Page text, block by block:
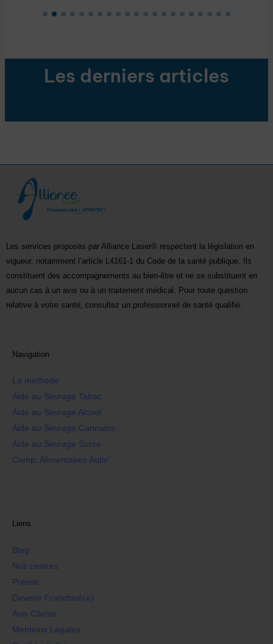
Les derniers articles
Les services proposés par Alliance Laser® respectent la législation en
vigueur, notamment l’article L4161-1 du Code de la santé publique. Ils
constituent des accompagnements au bien-être et ne se substituent en
aucun cas à un avis ou à un traitement médical. Pour toute question
relative à votre santé, consultez un professionnel de santé qualifié.
Navigation
La méthode
Aide au Sevrage Tabac
Aide au Sevrage Alcool
Aide au Sevrage Cannabis
Aide au Sevrage Sucre
Comp. Alimentaires Aqtiv’
Liens
Blog
Nos centres
Presse
Devenir Franchisé(e)
Avis Clients
Mentions Légales